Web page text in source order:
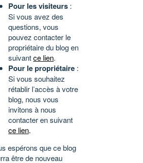
Pour les visiteurs :
Si vous avez des
questions, vous
pouvez contacter le
propriétaire du blog en
suivantce lien.
Pour le propriétaire :
Si vous souhaitez
rétablir l’accès à votre
blog, nous vous
invitons à nous
contacter en suivant
ce lien.
espérons que ce blog
être de nouveau